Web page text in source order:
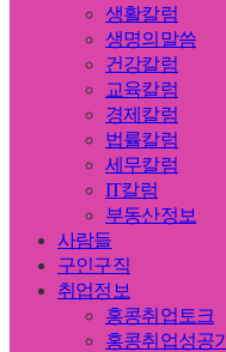
생활칼럼
생명의말씀
건강칼럼
교육칼럼
경제칼럼
법률칼럼
세무칼럼
IT칼럼
부동산정보
사람들
구인구직
취업정보
홍콩취업토크
홍콩취업성공기